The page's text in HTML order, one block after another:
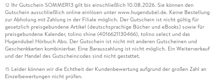
12 Ihr Gutschein SOMMER13 gilt bis einschließlich 10.08.2026. Sie können den
Gutschein ausschließlich online einlösen unter www.hugendubel.de. Keine Bestellung
zur Abholung mit Zahlung in der Filiale möglich. Der Gutschein ist nicht gültig für
gesetzlich preisgebundene Artikel (deutschsprachige Bücher und eBooks) sowie für
preisgebundene Kalender, tolino shine (4016621130466), tolino select und das
Hugendubel Hörbuch Abo. Der Gutschein ist nicht mit anderen Gutscheinen und
Geschenkkarten kombinierbar. Eine Barauszahlung ist nicht möglich. Ein Weiterverkauf
und der Handel des Gutscheincodes sind nicht gestattet.
15 Leider können wir die Echtheit der Kundenbewertung aufgrund der großen Zahl an
Einzelbewertungen nicht prüfen.